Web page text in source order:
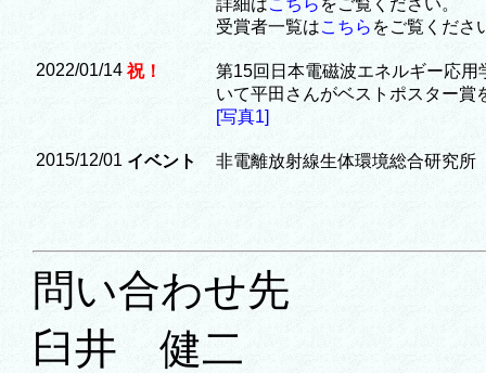
詳細はこちら をご覧ください。
受賞者一覧はこちら をご覧くださ
2022/01/14 祝！
第15回日本電磁波エネルギー応
いて平田さんがベストポスター賞
[写真1]
2015/12/01 イベント 非電離放射線生体環境総合研究所
問い合わせ先
臼井 健二